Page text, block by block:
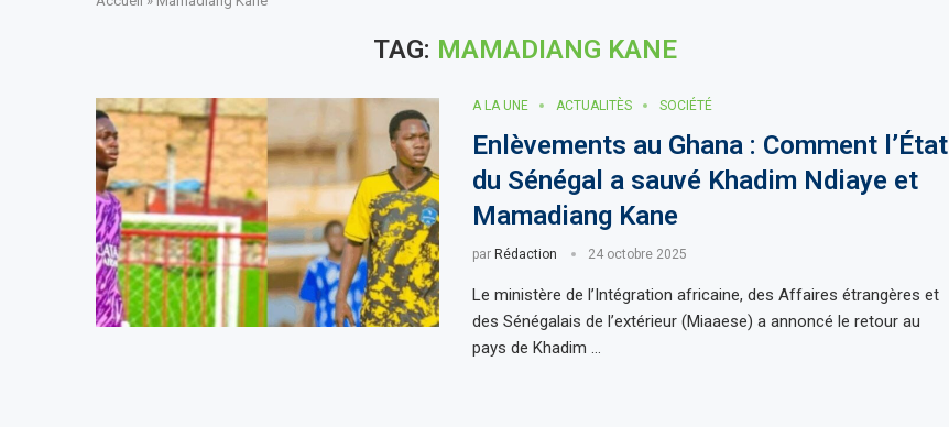
TAG: MAMADIANG KANE
A LA UNE ACTUALITÈS SOCIÉTÉ
Enlèvements au Ghana : Comment l’État
du Sénégal a sauvé Khadim Ndiaye et
Mamadiang Kane
par Rédaction 24 octobre 2025
Le ministère de l’Intégration africaine, des Affaires étrangères et
des Sénégalais de l’extérieur (Miaaese) a annoncé le retour au
pays de Khadim …